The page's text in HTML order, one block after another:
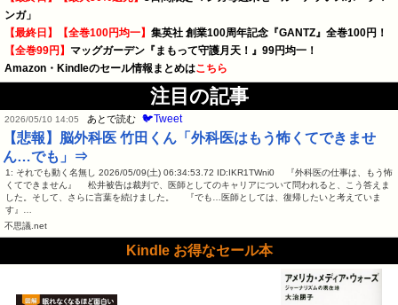
ンガ」
【最終日】【全巻100円均一】 集英社 創業100周年記念『GANTZ』全巻100円！
【全巻99円】 マッグガーデン『まもって守護月天！』99円均一！
Amazon・Kindleのセール情報まとめはこちら
注目の記事
2026/05/10 14:05 あとで読む 🐦Tweet
【悲報】脳外科医 竹田くん「外科医はもう怖くてできませ
ん…でも」⇒
1: それでも動く名無し 2026/05/09(土) 06:34:53.72 ID:IKR1TWni0 『外科医の仕事は、もう怖
くてできません』 松井被告は裁判で、医師としてのキャリアについて問われると、こう答えま
した。そして、さらに言葉を続けました。 『でも…医師としては、復帰したいと考えていま
す』…
不思議.net
Kindle お得なセール本